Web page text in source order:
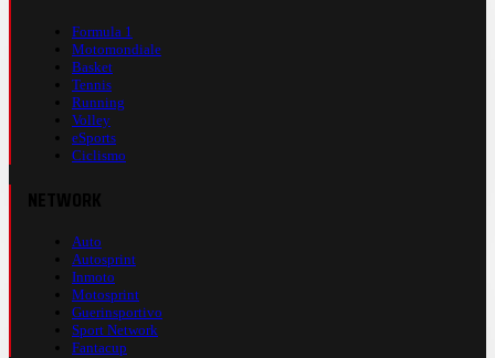
Formula 1
Motomondiale
Basket
Tennis
Running
Volley
eSports
Ciclismo
Auto
Autosprint
Inmoto
Motosprint
Guerinsportivo
Sport Network
Fantacup